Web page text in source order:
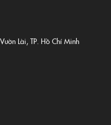
Lài, TP. Hồ Chí Minh